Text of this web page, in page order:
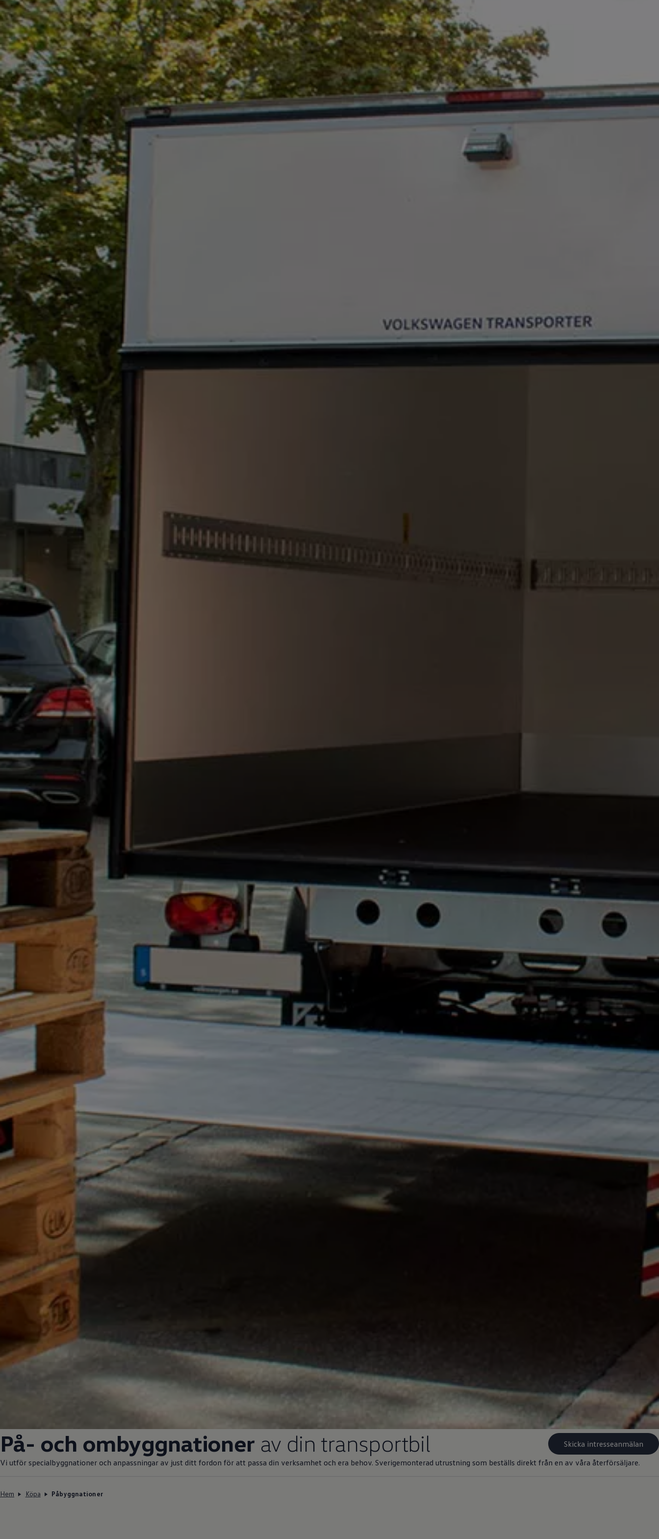
Nya lagerbilar
Påbyggnationer
Våra påbyggare
Populära lösningar
Finansiering och serviceavtal
Leasing
Lån
Serviceavtal
Försäkring
Begagnade bilar
Hitta begagnad bil
Volkswagen Approved
Finansiera med Volkswagen Choice
Team Transportbilar
Biltester och recensioner
Amarok
Caddy
California
Caravelle
Crafter
Grand California
ID. Buzz
Multivan
Transporter
Volkswagen Camper Centers
Våra återförsäljare
Äga
Uppkopplade bilar
VW Connect
Aktivera VW Connect
Mjukvaruuppdateringar
Fleet Interface Data
Nedstängning av 2G/3G-nätet
Kartuppdateringar
Garantier och assistans
Digitala instruktionsböcker
Service och underhåll
Originalservice
Originalservice 4+
Originalservice 8+
Service för elbilar
Skadereparation
Mjukvaruuppdateringar
Vikariebil
Glas och sikt
Team Transportbilar
Tillbehör
XTL-bränsle
WLTP
Återvinning
Certificates of Conformity
Volkswagen Camper Centers
Våra serviceverkstäder
Klimatpremie för lätta lastbilar
Laddning
Laddlösningar för företag
Laddlösningar för privatpersoner
Laddtidskalkylatorn
Tips för längre räckvidd
Räckviddskalkylator
Transportmagasinet
Nyheter
Elbilar & laddning
Tips
Företag & förare
Retro
Reportage
Bilmodeller
Team Transportbilar
Vanlife
Nostalgi
Folkabussens historia
Fem generationer Caddy
4MOTION fyrhjulsdrift
Säkerhet och förarassistans
Självkörande bilar
Lediga jobb hos våra Auktoriserade Servicepartners
Återkallelse av Takata-krockkuddar
Hjälp och support
Dieselfrågan
Finansiering & Serviceavtal
Försäkring
Kontakta en återförsäljare
MobilitetsGaranti och MaxiMil
Övriga ärenden
På- och ombyggnationer av din transportbil
Skicka intresseanmälan
Vi utför specialbyggnationer och anpassningar av just ditt fordon för att passa din verksamhet och era behov. Sverigemonterad utrustning som beställs direkt från en av våra återförsäljare.
Hem Köpa Påbyggnationer